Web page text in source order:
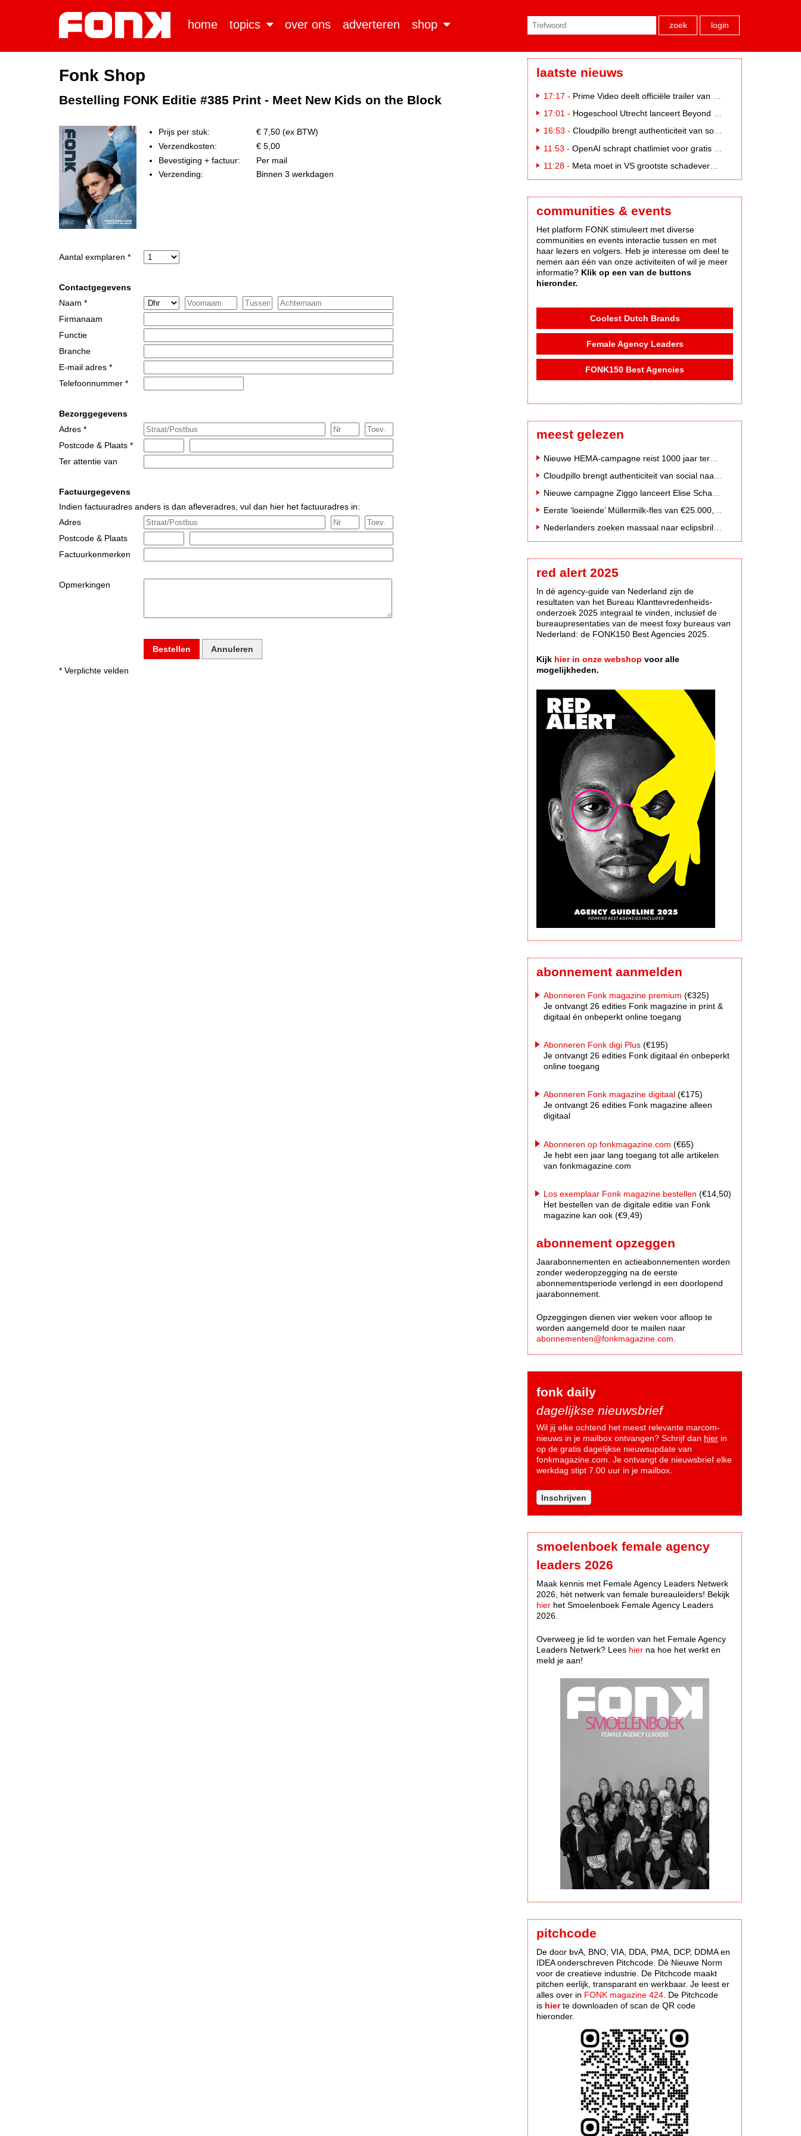
home topics over ons adverteren shop zoek login
Fonk Shop
Bestelling FONK Editie #385 Print - Meet New Kids on the Block
Prijs per stuk:
€ 7,50 (ex BTW)
Verzendkosten:
€ 5,00
Bevestiging + factuur:
Per mail
Verzending:
Binnen 3 werkdagen
Aantal exmplaren *
Contactgegevens
Naam *
Firmanaam
Functie
Branche
E-mail adres *
Telefoonnummer *
Bezorggegevens
Adres *
Postcode & Plaats *
Ter attentie van
Factuurgegevens
Indien factuuradres anders is dan afleveradres, vul dan hier het factuuradres in:
Adres
Postcode & Plaats
Factuurkenmerken
Opmerkingen
Bestellen Annuleren
* Verplichte velden
laatste nieuws
17:17 - Prime Video deelt officiële trailer van L*VE KLEINE
17:01 - Hogeschool Utrecht lanceert Beyond Campus binnen International Creative Business
16:53 - Cloudpillo brengt authenticiteit van social naar tv
11:53 - OpenAI schrapt chatlimiet voor gratis ChatGPT-gebruikers
11:28 - Meta moet in VS grootste schadevergoeding ooit betalen: 567 miljoen dollar
communities & events
Het platform FONK stimuleert met diverse
communities en events interactie tussen en met
haar lezers en volgers. Heb je interesse om deel te
nemen aan één van onze activiteiten of wil je meer
informatie? Klik op een van de buttons
hieronder.
Coolest Dutch Brands
Female Agency Leaders
FONK150 Best Agencies
meest gelezen
Nederlanders zoeken massaal naar eclipsbrillen op Marktplaats
red alert 2025
In dè agency-guide van Nederland zijn de
resultaten van het Bureau Klanttevredenheids-
onderzoek 2025 integraal te vinden, inclusief de
bureaupresentaties van de meest foxy bureaus van
Nederland: de FONK150 Best Agencies 2025.
Kijk hier in onze webshop voor alle
mogelijkheden.
abonnement aanmelden
Abonneren Fonk magazine premium (€325)
Je ontvangt 26 edities Fonk magazine in print &
digitaal én onbeperkt online toegang
Abonneren Fonk digi Plus (€195)
Je ontvangt 26 edities Fonk digitaal én onbeperkt
online toegang
Abonneren Fonk magazine digitaal (€175)
Je ontvangt 26 edities Fonk magazine alleen
digitaal
Abonneren op fonkmagazine.com (€65)
Je hebt een jaar lang toegang tot alle artikelen
van fonkmagazine.com
Los exemplaar Fonk magazine bestellen (€14,50)
Het bestellen van de digitale editie van Fonk
magazine kan ook (€9,49)
abonnement opzeggen
Jaarabonnementen en actieabonnementen worden
zonder wederopzegging na de eerste
abonnementsperiode verlengd in een doorlopend
jaarabonnement.
Opzeggingen dienen vier weken voor afloop te
worden aangemeld door te mailen naar
abonnementen@fonkmagazine.com
fonk daily
dagelijkse nieuwsbrief
Wil jij elke ochtend het meest relevante marcom-
nieuws in je mailbox ontvangen? Schrijf dan hier in
op de gratis dagelijkse nieuwsupdate van
fonkmagazine.com. Je ontvangt de nieuwsbrief elke
werkdag stipt 7.00 uur in je mailbox.
Inschrijven
smoelenboek female agency
leaders 2026
Maak kennis met Female Agency Leaders Netwerk
2026, hèt netwerk van female bureauleiders! Bekijk
hier het Smoelenboek Female Agency Leaders
2026.
Overweeg je lid te worden van het Female Agency
Leaders Netwerk? Lees hier na hoe het werkt en
meld je aan!
pitchcode
De door bvA, BNO, VIA, DDA, PMA, DCP, DDMA en
IDEA onderschreven Pitchcode. Dè Nieuwe Norm
voor de creatieve industrie. De Pitchcode maakt
pitchen eerlijk, transparant en werkbaar. Je leest er
alles over in FONK magazine 424 . De Pitchcode
is hierte downloaden of scan de QR code
hieronder.